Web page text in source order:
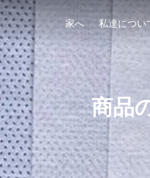
家へ 私達につい
商品